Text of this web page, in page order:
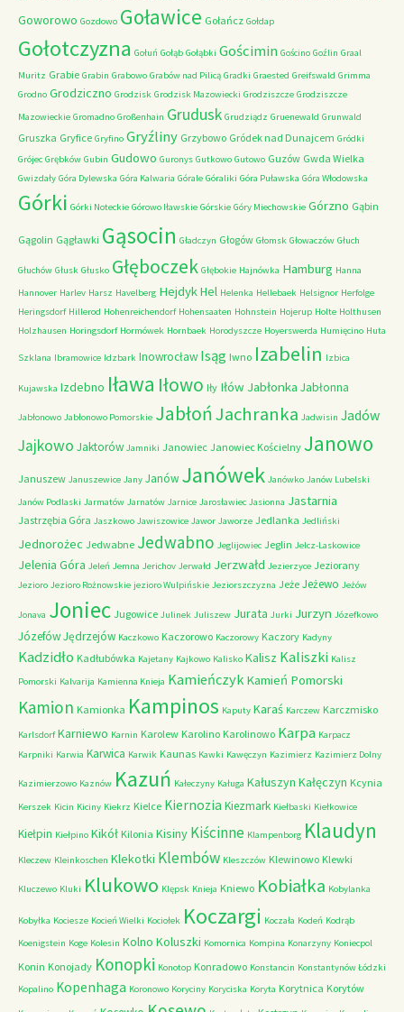
Goworowo Gozdowo Goławice Gołańcz Gołdap
Gołotczyzna Gołuń Gołąb Gołąbki Gościmin Gościno Goźlin Graal
Muritz Grabie Grabin Grabowo Grabów nad Pilicą Gradki Graested Greifswald Grimma
Grodno Grodziczno Grodzisk Grodzisk Mazowiecki Grodziszcze Grodziszcze
Mazowieckie Gromadno Großenhain Grudusk Grudziądz Gruenewald Grunwald
Gruszka Gryfice Gryfino Gryźliny Grzybowo Gródek nad Dunajcem Gródki
Grójec Grębków Gubin Gudowo Guronys Gutkowo Gutowo Guzów Gwda Wielka
Gwizdały Góra Dylewska Góra Kalwaria Górale Góraliki Góra Puławska Góra Włodowska
Górki Górki Noteckie Górowo Iławskie Górskie Góry Miechowskie Górzno Gąbin
Gągolin Gągławki Gąsocin Gładczyn Głogów Głomsk Głowaczów Głuch
Głuchów Głusk Głusko Głęboczek Głębokie Hajnówka Hamburg Hanna
Hannover Harlev Harsz Havelberg HejdykHel Helenka Hellebaek Helsignor Herfolge
Heringsdorf Hillerod Hohenreichendorf Hohensaaten Hohnstein Hojerup Holte Holthusen
Holzhausen Horingsdorf Hormówek Hornbaek Horodyszcze Hoyerswerda Humięcino Huta
Szklana Ibramowice Idzbark Inowrocław Isąg Iwno Izabelin Izbica
Kujawska Izdebno Iława Iłowo Iły Iłów Jabłonka Jabłonna
Jabłonowo Jabłonowo Pomorskie JabłońJachranka Jadwisin Jadów
Jajkowo Jaktorów Jamniki Janowiec Janowiec Kościelny Janowo
Januszew Januszewice Jany Janów Janówek Janówko Janów Lubelski
Janów Podlaski Jarmatów Jarnatów Jarnice Jarosławiec Jasionna Jastarnia
Jastrzębia Góra Jaszkowo Jawiszowice Jawor Jaworze Jedlanka Jedliński
Jednorożec Jedwabne Jedwabno Jeglijowiec Jeglin Jelcz-Laskowice
Jelenia Góra Jeleń Jemna Jerichov Jerwałd Jerzwałd Jezierzyce Jeziorany
Jezioro Jezioro Rożnowskie jezioro Wulpińskie Jeziorszczyzna Jeże Jeżewo Jeżów
Jonava Joniec Jugowice Julinek Juliszew Jurata Jurki Jurzyn Józefkowo
JózefówJędrzejów Kaczkowo Kaczorowo Kaczorowy Kaczory Kadyny
Kadzidło Kadłubówka Kajetany Kajkowo Kalisko Kalisz Kaliszki Kalisz
Pomorski Kalvarija Kamienna Knieja Kamieńczyk Kamień Pomorski
Kamion Kamionka Kampinos Kaputy Karaś Karczew Karczmisko
Karlsdorf Karniewo Karnin Karolew Karolino Karolinowo Karpa Karpacz
Karpniki Karwia Karwica Karwik Kaunas Kawki Kawęczyn Kazimierz Kazimierz Dolny
Kazimierzowo Kaznów Kazuń Kałeczyny Kaługa Kałuszyn Kałęczyn Kcynia
Kerszek Kicin Kiciny Kiekrz Kielce Kiernozia Kiezmark Kiełbaski Kiełkowice
Kiełpin Kiełpino Kikół Kilonia Kisiny Kiścinne Klampenborg Klaudyn
Kleczew Kleinkoschen Klekotki Klembów Kleszczów Klewinowo Klewki
Kluczewo Kluki Klukowo Klępsk Knieja Kniewo Kobiałka Kobylanka
Kobyłka Kociesze Kocień Wielki Kociołek Koczargi Koczała Kodeń Kodrąb
Koenigstein Koge Kolesin Kolno Koluszki Komornica Kompina Konarzyny Koniecpol
Konin Konojady Konopki Konotop Konradowo Konstancin Konstantynów Łódzki
Kopalino Kopenhaga Koronowo Koryciny Koryciska Koryta Korytnica Korytów